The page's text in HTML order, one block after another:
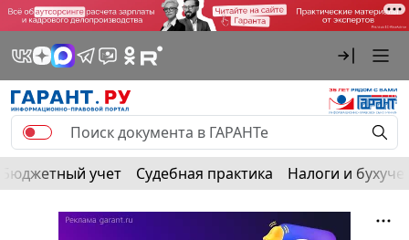
Бюджетный учет Судебная практика Налоги и